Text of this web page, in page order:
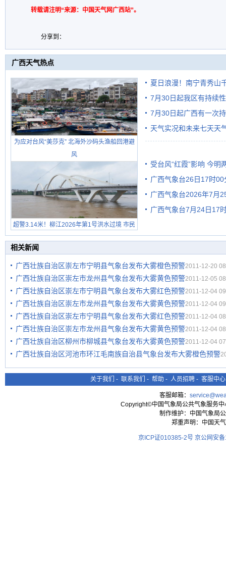
转载请注明“来源：中国天气网广西站”。
分享到：
广西天气热点
为应对台风“美莎克” 北海外沙码头渔船回港避
风
超警3.14米！柳江2026年第1号洪水过境 市民
在堤岸见证汛况
夏日浪漫！南宁青秀山
7月30日起我区有持续
7月30日起广西有一次
天气实况和未来七天天
受台风“红霞”影响 今明
有较强降雨
广西气象台26日17时
广西气象台2026年7月
级预警
广西气象台7月24日17
相关新闻
广西壮族自治区崇左市宁明县气象台发布大雾橙色预警2011-12-20
广西壮族自治区崇左市龙州县气象台发布大雾黄色预警2011-12-05
广西壮族自治区崇左市宁明县气象台发布大雾红色预警2011-12-04
广西壮族自治区崇左市龙州县气象台发布大雾黄色预警2011-12-04
广西壮族自治区崇左市宁明县气象台发布大雾红色预警2011-12-04
广西壮族自治区崇左市龙州县气象台发布大雾黄色预警2011-12-04
广西壮族自治区柳州市柳城县气象台发布大雾黄色预警2011-12-04
广西壮族自治区河池市环江毛南族自治县气象台发布大雾橙色预警
关于我们 - 联系我们 - 帮助 - 人员招聘 - 客服中心
客服邮箱：
Copyright©中国气象局公共气象服务
制作维护：中国气象局
郑重声明：中国天
京ICP证010385-2号 京公网安